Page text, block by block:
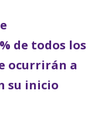
de todos los
ocurrirán a
su inicio